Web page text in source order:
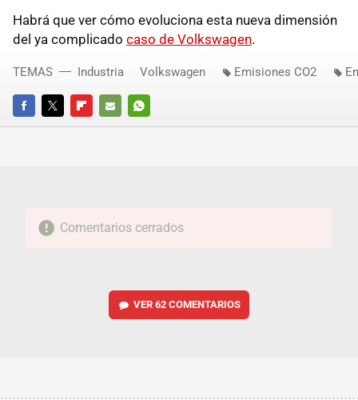
Habrá que ver cómo evoluciona esta nueva dimensión
del ya complicado caso de Volkswagen.
FACEBOOKTWITTERFLIPBOARD
E-
WHATSAPP
TEMAS Industria Volkswagen Emisiones CO2
Comentarios cerrados
VER 62 COMENTARIOS